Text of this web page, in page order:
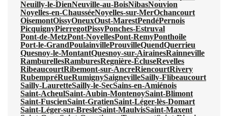
Neuilly-le-DienNeuville-au-BoisNibasNouvion
Noyelles-en-ChausséeNoyelles-sur-MerOchancourt
OisemontOissyOneuxOust-MarestPendéPernois
PicquignyPierregotPissyPonches-Estruval
Pont-de-MetzPont-NoyellesPont-RemyPonthoile
Port-le-GrandPoulainvilleProuvilleQuendQuerrieu
Quesnoy-le-MontantQuesnoy-sur-AirainesRainneville
RamburellesRamburesRegnière-ÉcluseRevelles
RibeaucourtRibemont-sur-AncreRiencourtRivery
RubempréRueRumignySaignevilleSailly-Flibeaucourt
Sailly-LauretteSailly-le-SecSains-en-Amiénois
Saint-AcheulSaint-Aubin-MontenoySaint-Blimont
Saint-FuscienSaint-GratienSaint-Léger-lès-Domart
Saint-Léger-sur-BresleSaint-MaulvisSaint-Maxent